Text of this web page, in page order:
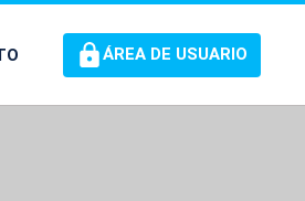
ÁREA DE USUARIO